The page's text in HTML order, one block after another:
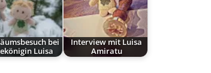
bei
Luisa
Interview mit Luisa
Amiratu